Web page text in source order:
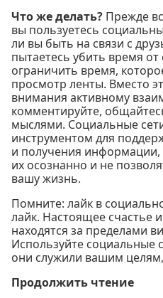
Что же делать? Прежде
вы пользуетесь
ли вы быть на связи с
пытаетесь убить время от
ограничить время,
просмотр ленты. Вместо
внимания активному
комментируйте,
мыслями. Социальные
инструментом для
и получения
их осознанно и не
вашу жизнь.
Помните: лайк в
лайк. Настоящее счастье
находятся за пределами
Используйте социальные
они служили вашим
Продолжить чтение